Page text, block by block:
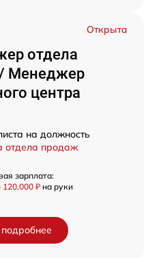
Открыта
отдела
Менеджер
центра
на должность
отдела продаж
зарплата:
120,000 ₽ на руки